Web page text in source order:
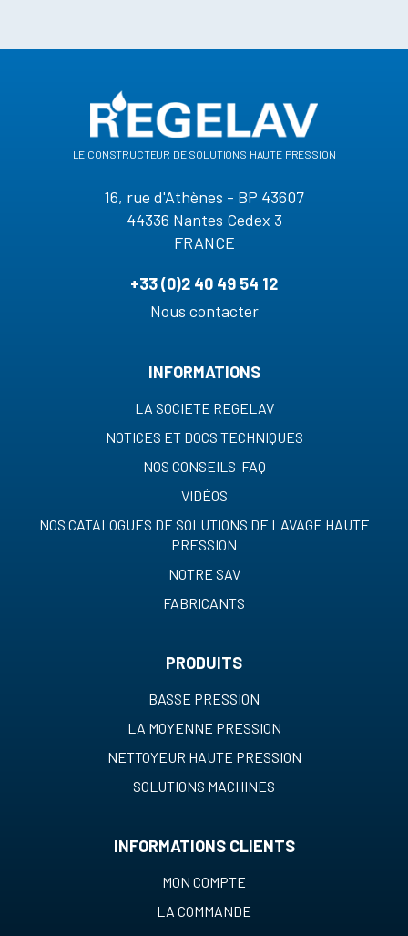
le constructeur de solutions haute pression
16, rue d'Athènes - BP 43607
44336 Nantes Cedex 3
FRANCE
+33 (0)2 40 49 54 12
Nous contacter
INFORMATIONS
LA SOCIETE REGELAV
NOTICES ET DOCS TECHNIQUES
NOS CONSEILS-FAQ
VIDÉOS
NOS CATALOGUES DE SOLUTIONS DE LAVAGE HAUTE
PRESSION
NOTRE SAV
FABRICANTS
PRODUITS
BASSE PRESSION
LA MOYENNE PRESSION
NETTOYEUR HAUTE PRESSION
SOLUTIONS MACHINES
INFORMATIONS CLIENTS
MON COMPTE
LA COMMANDE